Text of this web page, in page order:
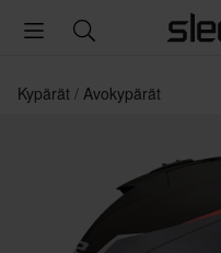
Kypärät Avokypärät